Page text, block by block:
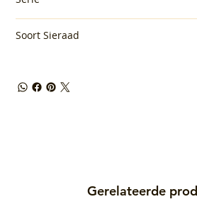
Soort Sieraad
Gerelateerde